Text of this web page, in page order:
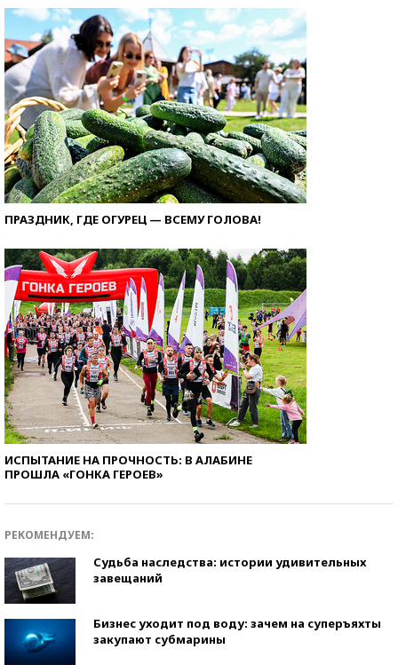
ПРАЗДНИК, ГДЕ ОГУРЕЦ — ВСЕМУ ГОЛОВА!
ИСПЫТАНИЕ НА ПРОЧНОСТЬ: В АЛАБИНЕ
ПРОШЛА «ГОНКА ГЕРОЕВ»
РЕКОМЕНДУЕМ:
Судьба наследства: истории удивительных
завещаний
Бизнес уходит под воду: зачем на суперъяхты
закупают субмарины